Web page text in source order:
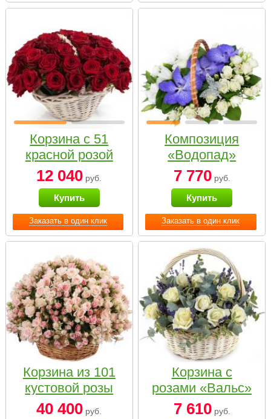
Заказать в один клик
Корзина с 51
красной розой
12 040 руб.
Купить
Заказать в один клик
Композиция
«Водопад»
7 770руб.
Купить
Корзина из 101
кустовой розы
нежных тонов
40 400 руб.
Корзина с
розами «Вальс»
7 610руб.